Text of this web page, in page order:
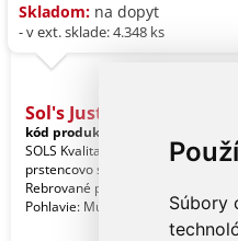
Súbory
Skladom: na dopyt
- v ext. sklade: 4.348 ks
Sol's Justin - Men's
kód produktu:
SOLS Kvalita. 100 % poločesaná
prstencovo spriadaná bavlna. Štýl.
Rebrované previazanie. Rúrkový.
Pohlavie: Muži